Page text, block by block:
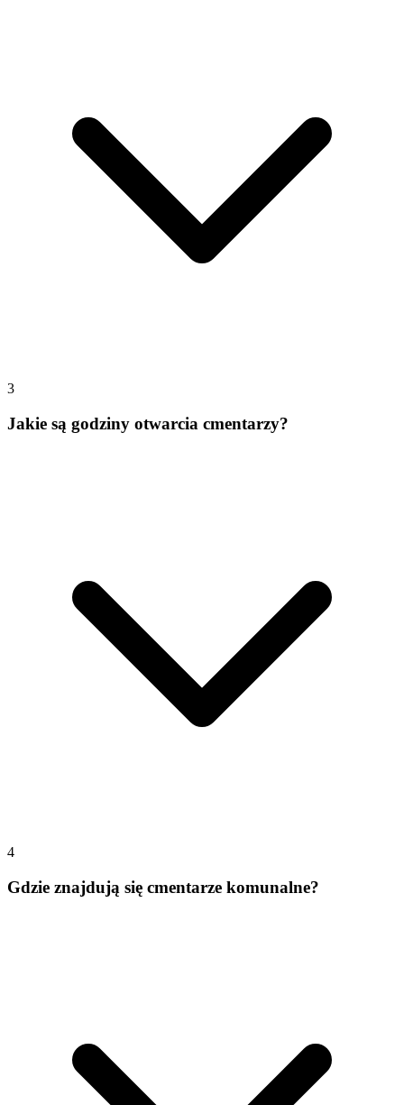
3
Jakie są godziny otwarcia cmentarzy?
4
Gdzie znajdują się cmentarze komunalne?